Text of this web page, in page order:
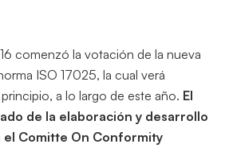
comenzó la votación de la nueva
ISO 17025, la cual verá
a lo largo de este año. El
de la elaboración y desarrollo
el Comitte On Conformity